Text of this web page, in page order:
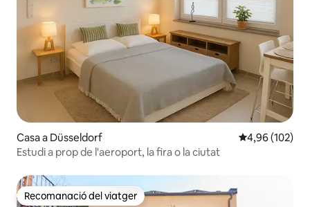
Casa a Düsseldorf 4,96 de
4,96 (102)
Estudi a prop de l'aeroport, la fira o la ciutat
Recomanació del viatger
Recomanació del viatger